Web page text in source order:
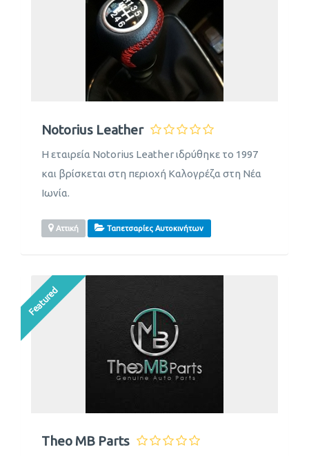
Notorius Leather
Η εταιρεία Notorius Leather ιδρύθηκε το 1997
και βρίσκεται στη περιοχή Καλογρέζα στη Νέα
Ιωνία.
Αττική Ταπετσαρίες Αυτοκινήτων
Featured
Theo MB Parts